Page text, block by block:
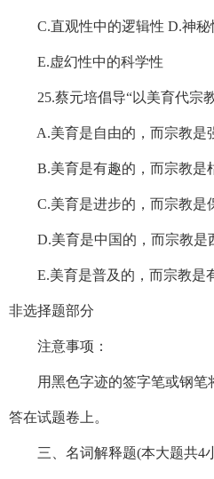
C.直观性中的逻辑性 D.神秘
E.虚幻性中的科学性
25.蔡元培倡导“以美育代宗
A.美育是自由的，而宗教是
B.美育是有趣的，而宗教是
C.美育是进步的，而宗教是
D.美育是中国的，而宗教是
E.美育是普及的，而宗教是
非选择题部分
注意事项：
用黑色字迹的签字笔或钢笔
答在试题卷上。
三、名词解释题(本大题共4小